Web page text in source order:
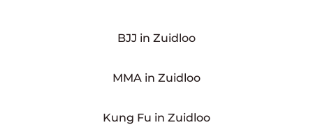
BJJ in Zuidloo
MMA in Zuidloo
Kung Fu in Zuidloo